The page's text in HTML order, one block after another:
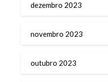
dezembro 2023
novembro 2023
outubro 2023